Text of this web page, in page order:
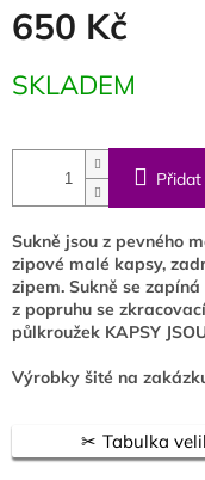
650 Kč
cena:
SKLADEM
Sukně jsou z pevného
zipové malé kapsy,
zipem. Sukně se
z popruhu se
půlkroužek KAPSY
Výrobky šité na
Tabulka